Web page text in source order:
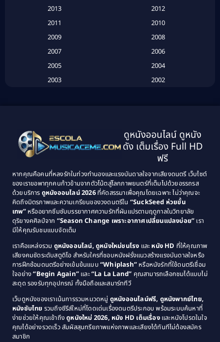
(134)
Classic หนังคลาสสิก(21)
Classic หนังคลาสสิก(25)
Comedy ตลก(46)
Comedy ตลก(515)
Coming of Age ก้าวพ้นวัย(1)
Coming-of-Age(3)
Community(1)
Crime อาชญากรรม(78)
2013
2012
2011
2010
2009
2008
2007
2006
2005
2004
2003
2002
1995
1994
1993
1992
1989
1988
1987
1986
1985
1984
1983
1982
1979
1978
1976
1975
1974
1971
1970
1969
1968
1964
1963
ดูหนังออนไลน์ ดูหนัง
ดัง เต็มเรื่อง Full HD
ฟรี
หากคุณคือคนที่หลงรักในท่วงทำนองและแรงบันดาลใจจากเสียงดนตรี เว็บไซต์
ของเราขอพาทุกคนก้าวข้ามจากตัวโน้ตสู่โลกภาพยนตร์ที่เต็มไปด้วยอรรถรส
ด้วยบริการ ดูหนังออนไลน์ 2026ที่คัดสรรมาเพื่อคุณโดยเฉพาะ ไม่ว่าคุณจะ
คิดถึงมิตรภาพและความเกรียนของวงดนตรีใน “SuckSeed ห่วยขั้น
เทพ”หรืออยากซึมซับบรรยากาศความรักที่ผันแปรตามฤดูกาลในวิทยาลัย
ดุริยางคศิลป์จาก “Season Change เพราะอากาศเปลี่ยนแปลงบ่อย” เรา
มีให้คุณรับชมแบบจัดเต็ม
เราคือแหล่งรวม ดูหนังออนไลน์, ดูหนังใหม่ชนโรง และ หนัง HD ที่ให้คุณภาพ
เสียงคมชัดระดับสตูดิโอ สำหรับใครที่ชอบหนังฝรั่งแนวสร้างแรงบันดาลใจหรือ
การฝึกซ้อมดนตรีอย่างเข้มข้นแบบ “Whiplash” หรือหนังรักที่ใช้ดนตรีเชื่อม
ใจอย่าง“Begin Again” และ“La La Land” คุณสามารถเลือกชมได้แบบไม่
สะดุด รองรับทุกอุปกรณ์ ทั้งมือถือและสมาร์ททีวี
เว็บดูหนังของเราเน้นการรวมหมวดหมู่ ดูหนังออนไลน์ฟรี, ดูหนังพากย์ไทย,
หนังซับไทย รวมถึงซีรีส์ใหม่ที่โดดเด่นเรื่องดนตรีประกอบ พร้อมระบบค้นหาที่
ง่ายช่วยให้คุณเข้าถึงดูหนังใหม่ 2026, หนัง HD เต็มเรื่องและหนังโปรดในใจ
คุณได้อย่างรวดเร็ว สัมผัสสุนทรียภาพแห่งภาพและเสียงได้ทันทีไม่ต้องสมัคร
สมาชิก